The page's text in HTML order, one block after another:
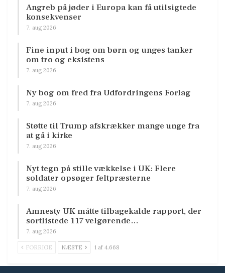
Angreb på jøder i Europa kan få utilsigtede
konsekvenser
7. aug 2026
Fine input i bog om børn og unges tanker
om tro og eksistens
7. aug 2026
Ny bog om fred fra Udfordringens Forlag
7. aug 2026
Støtte til Trump afskrækker mange unge fra
at gå i kirke
7. aug 2026
Nyt tegn på stille vækkelse i UK: Flere
soldater opsøger feltpræsterne
7. aug 2026
Amnesty UK måtte tilbagekalde rapport, der
sortlistede 117 velgørende…
7. aug 2026
FORRIGE NÆSTE 1 af 4.668